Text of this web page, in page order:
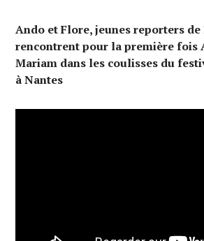
Ando et Flore, jeunes reporters
rencontrent pour la première fois
Mariam dans les coulisses du
à Nantes